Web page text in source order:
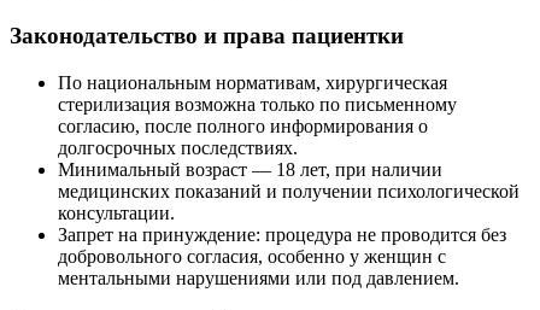
Законодательство и права пациентки
По национальным нормативам, хирургическая
стерилизация возможна только по письменному
согласию, после полного информирования о
долгосрочных последствиях.
Минимальный возраст — 18 лет, при наличии
медицинских показаний и получении психологической
консультации.
Запрет на принуждение: процедура не проводится без
добровольного согласия, особенно у женщин с
ментальными нарушениями или под давлением.